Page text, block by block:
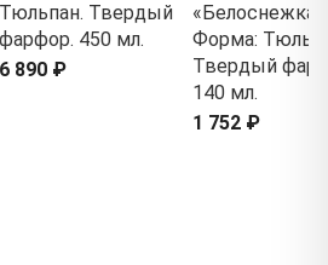
Тюльпан. Твердый
фарфор. 450 мл.
6 890 ₽
Форма:
Твердый
140 мл.
1 752 ₽